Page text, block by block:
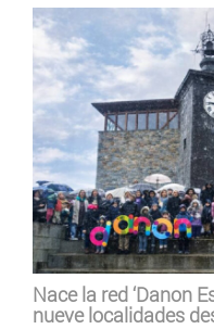
Nace la red ‘Danon
nueve localidades